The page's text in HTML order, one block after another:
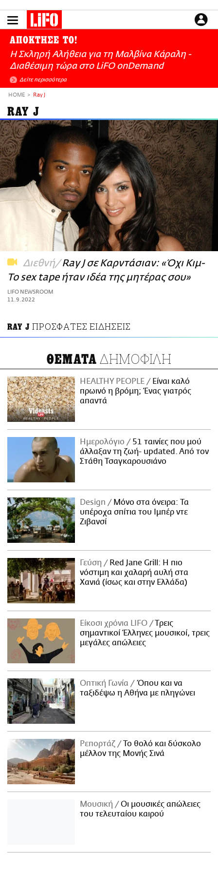
το
LIFO SHOP
NEWSLETTER
ΜΙΚΡΟΠΡΑΓΜΑΤΑ
THE GOOD LIFO
LIFOLAND
CITY GUIDE
PRINT
ΕΙΔΗΣΕΙΣ
CULTURE
ΑΠΟΨΕΙΣ
ΤΡΟΠΟΣ ΖΩΗΣ
PODCASTS
Plus
ΑΠΟΚΤΗΣΕ ΤΟ!
Η Σκληρή Αλήθεια για τη Μαλβίνα Κάραλη -
Διαθέσιμη τώρα στo LiFO onDemand
Δείτε περισσότερα
HOME Ray J
RAY J
Διεθνή Ray J σε Καρντάσιαν: «Όχι Κιμ-
Το sex tape ήταν ιδέα της μητέρας σου»
LIFO NEWSROOM
11.9.2022
RAY J ΠΡΟΣΦΑΤΕΣ ΕΙΔΗΣΕΙΣ
ΘΕΜΑΤΑ ΔΗΜΟΦΙΛΗ
HEALTHY PEOPLE
Είναι καλό
πρωινό η βρόμη; Ένας γιατρός
απαντά
Ημερολόγιο
51 ταινίες που μού
άλλαξαν τη ζωή- updated. Aπό τον
Στάθη Τσαγκαρουσιάνο
Design
Μόνο στα όνειρα: Τα
υπέροχα σπίτια του Ιμπέρ ντε
Ζιβανσί
Γεύση
Red Jane Grill: Η πιο
νόστιμη και χαλαρή αυλή στα
Χανιά (ίσως και στην Ελλάδα)
Είκοσι χρόνια LIFO
Tρεις
σημαντικοί Έλληνες μουσικοί, τρεις
μεγάλες απώλειες
Οπτική Γωνία
Όπου και να
ταξιδέψω η Αθήνα με πληγώνει
Ρεπορτάζ
Το θολό και δύσκολο
μέλλον της Μονής Σινά
Μουσική
Οι μουσικές απώλειες
του τελευταίου καιρού